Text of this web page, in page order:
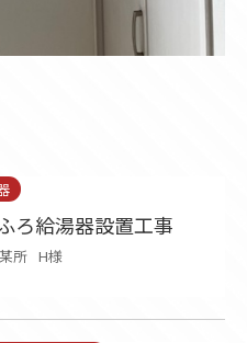
ろ給湯器設置工事
所 H様